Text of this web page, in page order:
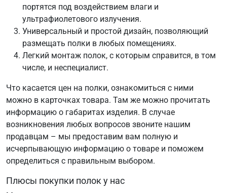
портятся под воздействием влаги и
ультрафиолетового излучения.
Универсальный и простой дизайн, позволяющий
размещать полки в любых помещениях.
Легкий монтаж полок, с которым справится, в том
числе, и неспециалист.
Что касается цен на полки, ознакомиться с ними
можно в карточках товара. Там же можно прочитать
информацию о габаритах изделия. В случае
возникновения любых вопросов звоните нашим
продавцам – мы предоставим вам полную и
исчерпывающую информацию о товаре и поможем
определиться с правильным выбором.
Плюсы покупки полок у нас